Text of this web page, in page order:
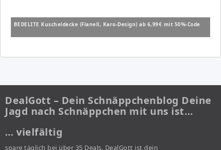
BEDELITE Kuscheldecke (Flanell, Karo-Design) ab 6,99€ mit 50%-Code
DealGott – Dein Schnäppchenblog Deine
Jagd nach Schnäppchen mit uns ist…
… vielfältig
spare täglich bei über 35 Deals. DealGott ist dein